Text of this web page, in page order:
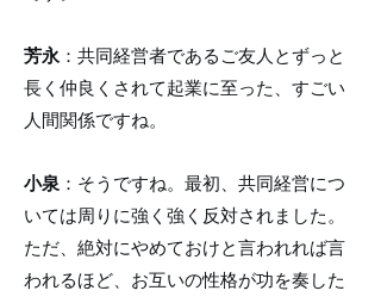
芳永：共同経営者であるご友人とずっと
長く仲良くされて起業に至った、すごい
人間関係ですね。
小泉 ：そうですね。最初、共同経営につ
いては周りに強く強く反対されました。
ただ、絶対にやめておけと言われれば言
われるほど、お互いの性格が功を奏した